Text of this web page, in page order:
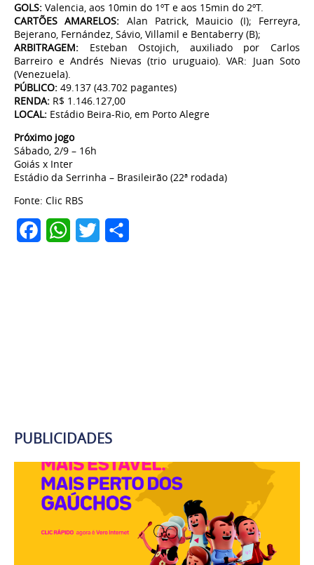
GOLS: Valencia, aos 10min do 1ºT e aos 15min do 2ºT.
CARTÕES AMARELOS: Alan Patrick, Mauicio (I); Ferreyra,
Bejerano, Fernández, Sávio, Villamil e Bentaberry (B);
ARBITRAGEM: Esteban Ostojich, auxiliado por Carlos
Barreiro e Andrés Nievas (trio uruguaio). VAR: Juan Soto
(Venezuela).
PÚBLICO: 49.137 (43.702 pagantes)
RENDA: R$ 1.146.127,00
LOCAL: Estádio Beira-Rio, em Porto Alegre
Próximo jogo
Sábado, 2/9 – 16h
Goiás x Inter
Estádio da Serrinha – Brasileirão (22ª rodada)
Fonte: Clic RBS
FacebookWhatsApp
Twitter
PUBLICIDADES